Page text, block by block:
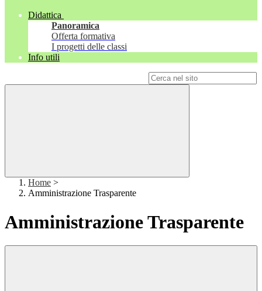
Didattica
Panoramica
Offerta formativa
I progetti delle classi
Info utili
Home >
Amministrazione Trasparente
Amministrazione Trasparente